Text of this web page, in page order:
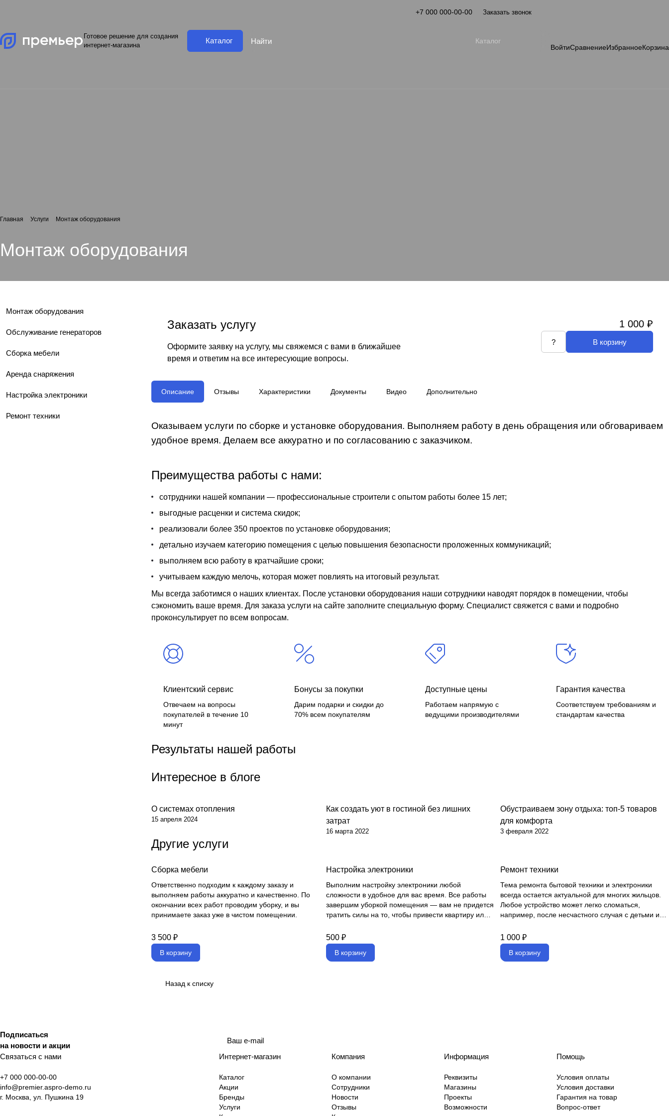
+7 000 000-00-00 Заказать звонок
Готовое решение для создания
интернет-магазина
Каталог
Каталог
ВойтиСравнениеИзбранноеКорзина
Главная Услуги Монтаж оборудования
Монтаж оборудования
Заказать услугу
Оформите заявку на услугу, мы свяжемся с вами в ближайшее
время и ответим на все интересующие вопросы.
1 000 ₽
? В корзину
Описание Отзывы Характеристики Документы Видео Дополнительно
Оказываем услуги по сборке и установке оборудования. Выполняем работу в день обращения или обговариваем
удобное время. Делаем все аккуратно и по согласованию с заказчиком.
Преимущества работы с нами:
сотрудники нашей компании — профессиональные строители с опытом работы более 15 лет;
выгодные расценки и система скидок;
реализовали более 350 проектов по установке оборудования;
детально изучаем категорию помещения с целью повышения безопасности проложенных коммуникаций;
выполняем всю работу в кратчайшие сроки;
учитываем каждую мелочь, которая может повлиять на итоговый результат.
Мы всегда заботимся о наших клиентах. После установки оборудования наши сотрудники наводят порядок в помещении, чтобы
сэкономить ваше время. Для заказа услуги на сайте заполните специальную форму. Специалист свяжется с вами и подробно
проконсультирует по всем вопросам.
Клиентский сервис
Отвечаем на вопросы
покупателей в течение 10
минут
Бонусы за покупки
Дарим подарки и скидки до
70% всем покупателям
Доступные цены
Работаем напрямую с
ведущими производителями
Гарантия качества
Соответствуем требованиям и
стандартам качества
Результаты нашей работы
Интересное в блоге
Советы покупателям
О системах отопления
15 апреля 2024
Дом
Как создать уют в гостиной без лишних
затрат
16 марта 2022
Советы покупателям
Обустраиваем зону отдыха: топ-5 товаров
для комфорта
3 февраля 2022
Другие услуги
Сборка мебели
Ответственно подходим к каждому заказу и
выполняем работы аккуратно и качественно. По
окончании всех работ проводим уборку, и вы
принимаете заказ уже в чистом помещении.
3 500 ₽
В корзину
Настройка электроники
Выполним настройку электроники любой
сложности в удобное для вас время. Все работы
завершим уборкой помещения — вам не придется
тратить силы на то, чтобы привести квартиру или
500 ₽
В корзину
Ремонт техники
Тема ремонта бытовой техники и электроники
всегда остается актуальной для многих жильцов.
Любое устройство может легко сломаться,
например, после несчастного случая с детьми или
1 000 ₽
В корзину
Назад к списку
Монтаж оборудования
Обслуживание генераторов
Сборка мебели
Аренда снаряжения
Настройка электроники
Ремонт техники
Подписаться
на новости и акции
Связаться с нами
+7 000 000-00-00
info@premier.aspro-demo.ru
г. Москва, ул. Пушкина 19
Интернет-магазин
Каталог
Акции
Бренды
Услуги
Компания
О компании
Сотрудники
Новости
Отзывы
Информация
Реквизиты
Магазины
Проекты
Возможности
Помощь
Условия оплаты
Условия доставки
Гарантия на товар
Вопрос-ответ